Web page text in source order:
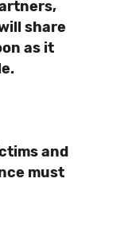
share
as it
and
must